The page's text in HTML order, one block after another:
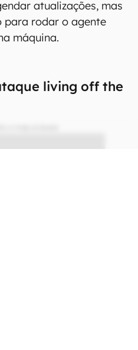
atualizações, mas
para rodar o agente
máquina.
living off the